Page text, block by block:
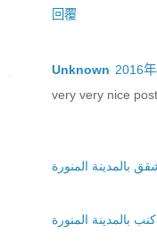
回覆
Unknown 2016
very very nice post
بالمدينة المنورة
بالمدينة المنورة